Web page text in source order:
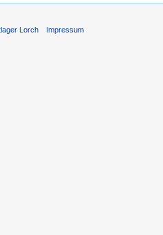
Lorch Impressum